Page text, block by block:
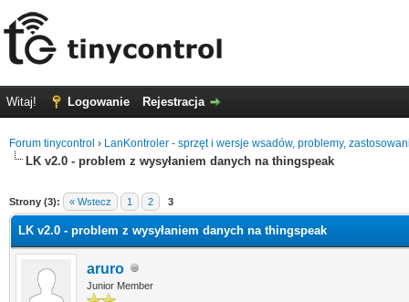
Witaj! Logowanie Rejestracja
Forum tinycontrol › LanKontroler - sprzęt i wersje wsadów, problemy,
LK v2.0 - problem z wysyłaniem danych na thingspeak
Strony (3): « Wstecz 1 2 3
LK v2.0 - problem z wysyłaniem danych na thingspeak
aruro
Junior Member